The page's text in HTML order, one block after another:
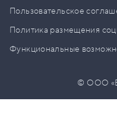
Пользовательское
Политика размещения
Функциональные
© ООО